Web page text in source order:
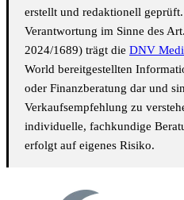
erstellt und redaktionell
Verantwortung im Sinne des
2024/1689) trägt die DNV
World bereitgestellten
oder Finanzberatung dar und
Verkaufsempfehlung zu
individuelle, fachkundige
erfolgt auf eigenes Risiko.